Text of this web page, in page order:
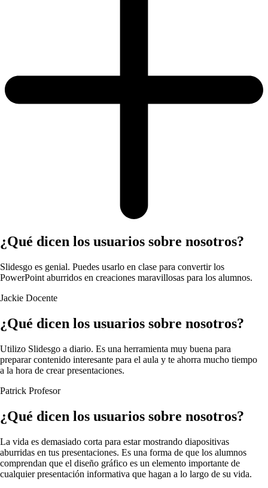
¿Qué dicen los usuarios sobre nosotros?
Slidesgo es genial. Puedes usarlo en clase para convertir los
PowerPoint aburridos en creaciones maravillosas para los alumnos.
Jackie Docente
¿Qué dicen los usuarios sobre nosotros?
Utilizo Slidesgo a diario. Es una herramienta muy buena para
preparar contenido interesante para el aula y te ahorra mucho tiempo
a la hora de crear presentaciones.
Patrick Profesor
¿Qué dicen los usuarios sobre nosotros?
La vida es demasiado corta para estar mostrando diapositivas
aburridas en tus presentaciones. Es una forma de que los alumnos
comprendan que el diseño gráfico es un elemento importante de
cualquier presentación informativa que hagan a lo largo de su vida.